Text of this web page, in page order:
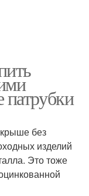
без
изделий
Это тоже